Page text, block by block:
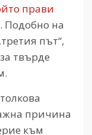
прави
Подобно на
път“,
твърде
причина
към